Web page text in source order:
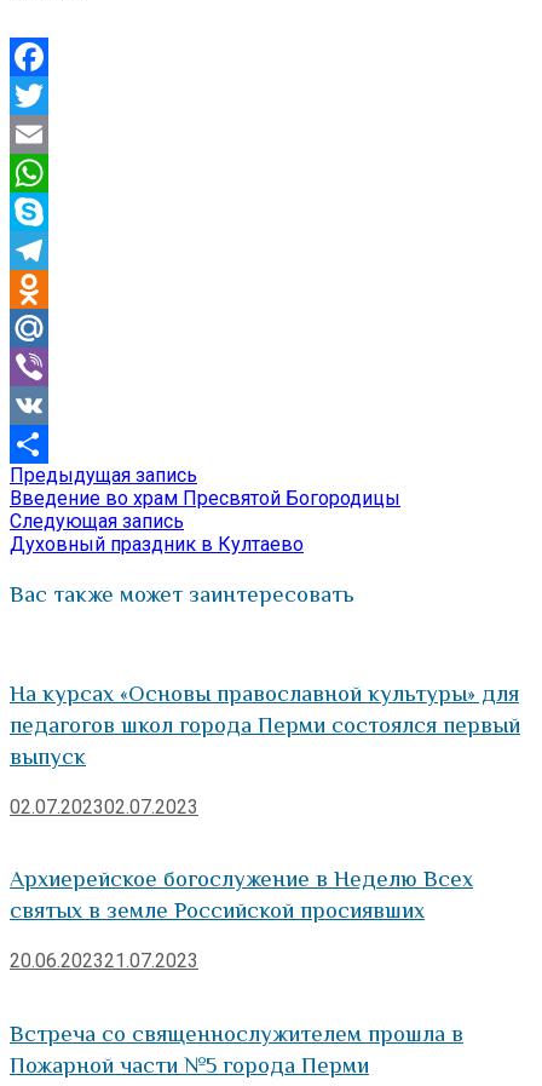
Facebook
Twitter
Email
WhatsApp
Skype
Telegram
Odnoklassniki
Mail.Ru
Viber
VK
Отправить
Навигация
по
записям
Предыдущая запись
запись:
Введение во храм Пресвятой Богородицы
Следующая запись
запись:
Духовный праздник в Култаево
Вас также может заинтересовать
На курсах «Основы православной культуры» для
педагогов школ города Перми состоялся первый
выпуск
02.07.202302.07.2023
Архиерейское богослужение в Неделю Всех
святых в земле Российской просиявших
20.06.202321.07.2023
Встреча со священнослужителем прошла в
Пожарной части №5 города Перми